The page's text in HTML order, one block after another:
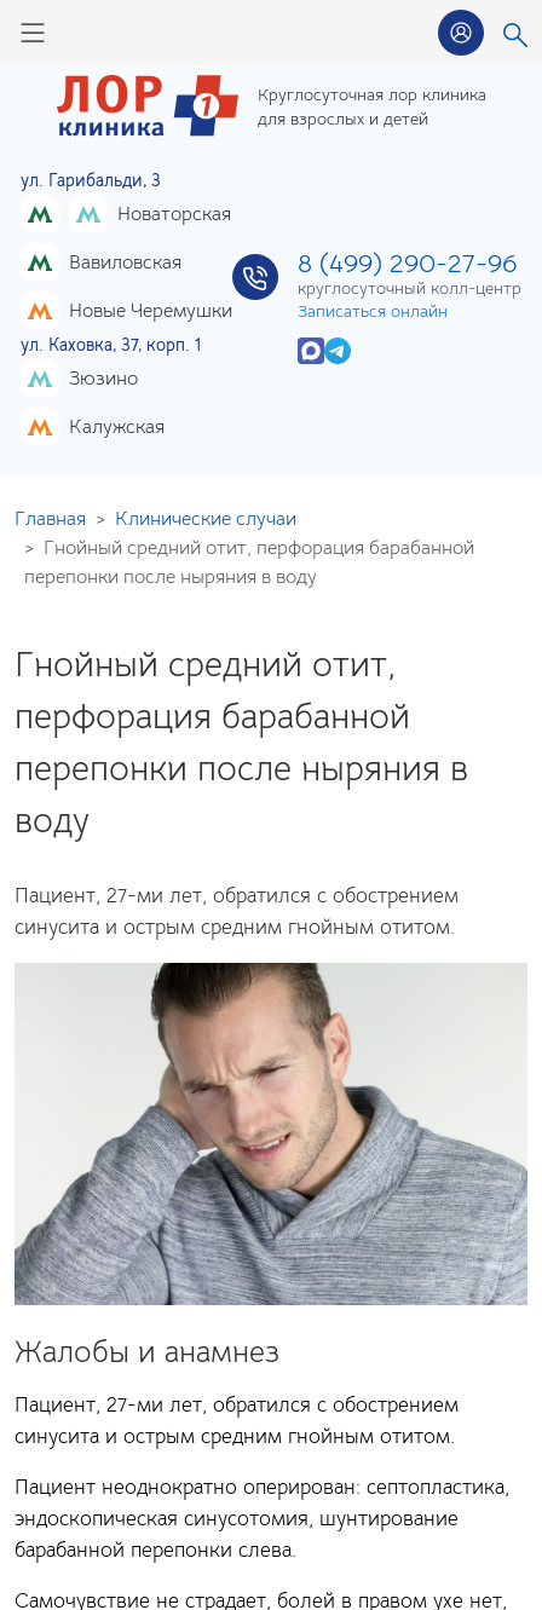
Круглосуточная лор клиника
для взрослых и детей
ул. Гарибальди, 3
Новаторская
Вавиловская
Новые Черемушки
ул. Каховка, 37, корп. 1
Зюзино
Калужская
8 (499) 290-27-96
круглосуточный колл-центр
Записаться онлайн
Главная
Клинические случаи
Гнойный средний отит, перфорация барабанной
перепонки после ныряния в воду
Гнойный средний отит,
перфорация барабанной
перепонки после ныряния в
воду
Пациент, 27-ми лет, обратился с обострением
синусита и острым средним гнойным отитом.
Жалобы и анамнез
Пациент, 27-ми лет, обратился с обострением
синусита и острым средним гнойным отитом.
Пациент неоднократно оперирован: септопластика,
эндоскопическая синусотомия, шунтирование
барабанной перепонки слева.
Самочувствие не страдает, болей в правом ухе нет,